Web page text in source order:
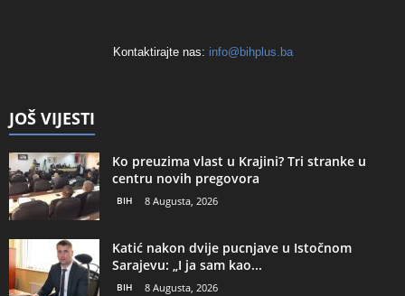
Kontaktirajte nas: info@bihplus.ba
JOŠ VIJESTI
Ko preuzima vlast u Krajini? Tri stranke u
centru novih pregovora
BIH 8 Augusta, 2026
Katić nakon dvije pucnjave u Istočnom
Sarajevu: „I ja sam kao...
BIH 8 Augusta, 2026